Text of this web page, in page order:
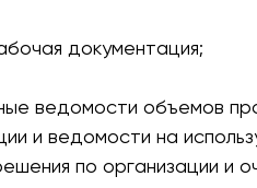
документация;
ведомости объемов
и ведомости на
по организации и